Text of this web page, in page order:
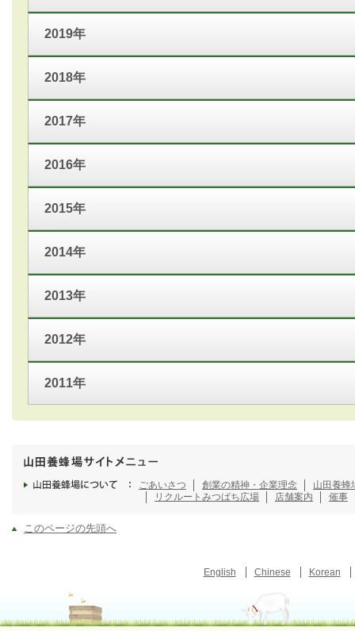
2019年
2018年
2017年
2016年
2015年
2014年
2013年
2012年
2011年
ごあいさつ 創業の精神・企業理念
山田養蜂
リクルート みつばち広場 店舗案内 催事
このページの先頭へ
English Chinese Korean